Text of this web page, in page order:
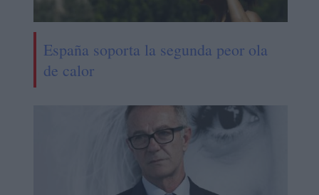
España soporta la segunda peor ola
de calor